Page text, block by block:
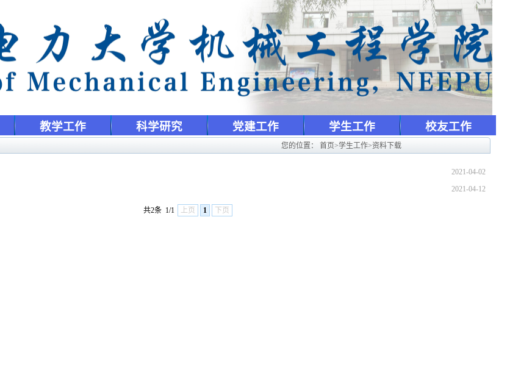
教学工作 科学研究 党建工作 学生工作 校友工作
您的位置： 首页>学生工作>资料下载
2021-04-02
2021-04-12
共2条 1/1 上页 1 下页